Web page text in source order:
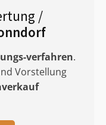
/
verfahren.
Vorstellung